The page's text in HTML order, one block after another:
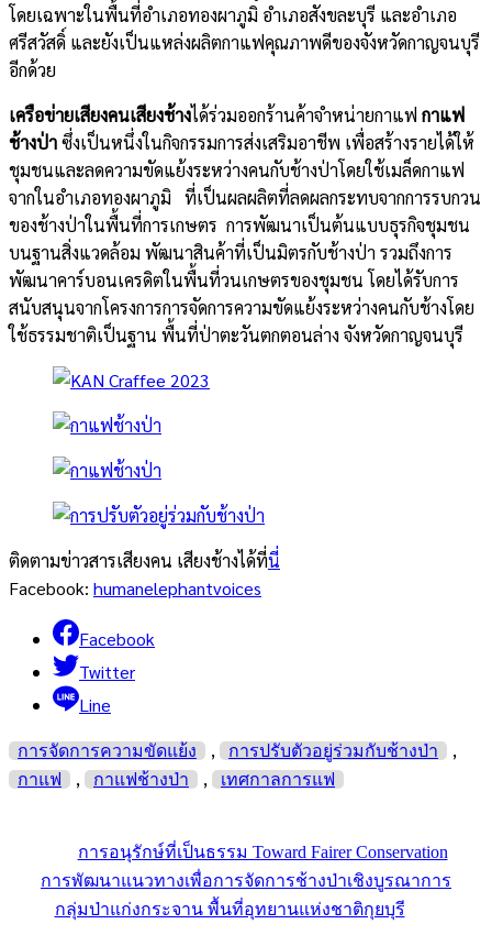
โดยเฉพาะในพื้นที่อำเภอทองผาภูมิ อำเภอสังขละบุรี และอำเภอ
ศรีสวัสดิ์ และยังเป็นแหล่งผลิตกาแฟคุณภาพดีของจังหวัดกาญจนบุรี
อีกด้วย
เครือข่ายเสียงคนเสียงช้างได้ร่วมออกร้านค้าจำหน่ายกาแฟ กาแฟ
ช้างป่าซึ่งเป็นหนึ่งในกิจกรรมการส่งเสริมอาชีพ เพื่อสร้างรายได้ให้
ชุมชนและลดความขัดแย้งระหว่างคนกับช้างป่าโดยใช้เมล็ดกาแฟ
จากในอำเภอทองผาภูมิ ที่เป็นผลผลิตที่ลดผลกระทบจากการรบกวน
ของช้างป่าในพื้นที่การเกษตร การพัฒนาเป็นต้นแบบธุรกิจชุมชน
บนฐานสิ่งแวดล้อม พัฒนาสินค้าที่เป็นมิตรกับช้างป่า รวมถึงการ
พัฒนาคาร์บอนเครดิตในพื้นที่วนเกษตรของชุมชน โดยได้รับการ
สนับสนุนจากโครงการการจัดการความขัดแย้งระหว่างคนกับช้างโดย
ใช้ธรรมชาติเป็นฐาน พื้นที่ป่าตะวันตกตอนล่าง จังหวัดกาญจนบุรี
ติดตามข่าวสารเสียงคน เสียงช้างได้ที่นี่
Facebook: humanelephantvoices
Facebook
Twitter
Line
การจัดการความขัดแย้ง , การปรับตัวอยู่ร่วมกับช้างป่า ,
กาแฟ , กาแฟช้างป่า , เทศกาลการแฟ
การอนุรักษ์ที่เป็นธรรม Toward Fairer Conservation
การพัฒนาแนวทางเพื่อการจัดการช้างป่าเชิงบูรณาการ
กลุ่มป่าแก่งกระจาน พื้นที่อุทยานแห่งชาติกุยบุรี